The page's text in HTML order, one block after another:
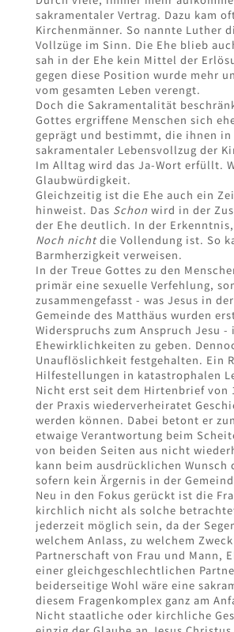
sakramentaler Vertrag. Dazu kam
Kirchenmänner. So nannte Luther
Vollzüge im Sinn. Die Ehe blieb
sah in der Ehe kein Mittel der
gegen diese Position wurde mehr
vom gesamten Leben verengt.
Doch die Sakramentalität
Gottes ergriffene Menschen sich
geprägt und bestimmt, die ihnen in
sakramentaler Lebensvollzug der
Im Alltag wird das Ja-Wort erfüllt.
Glaubwürdigkeit.
Gleichzeitig ist die Ehe auch ein
hinweist. Das Schon wird in der
der Ehe deutlich. In der
Noch nicht die Vollendung ist. So
Barmherzigkeit verweisen.
In der Treue Gottes zu den
primär eine sexuelle Verfehlung,
zusammengefasst - was Jesus in
Gemeinde des Matthäus wurden
Widerspruchs zum Anspruch Jesu
Ehewirklichkeiten zu geben.
Unauflöslichkeit festgehalten. Ein
Hilfestellungen in katastrophalen
Nicht erst seit dem Hirtenbrief von
der Praxis wiederverheiratet
werden können. Dabei betont er
etwaige Verantwortung beim
von beiden Seiten aus nicht
kann beim ausdrücklichen
sofern kein Ärgernis in der
Neu in den Fokus gerückt ist die
kirchlich nicht als solche
jederzeit möglich sein, da der
welchem Anlass, zu welchem
Partnerschaft von Frau und Mann,
einer gleichgeschlechtlichen
beiderseitige Wohl wäre eine
diesem Fragenkomplex ganz am
Nicht staatliche oder kirchliche